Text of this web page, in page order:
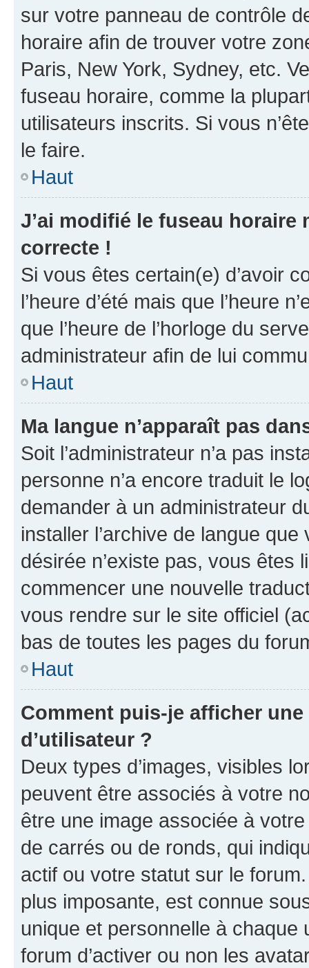
sur votre panneau de contrôle
horaire afin de trouver votre
Paris, New York, Sydney, etc.
fuseau horaire, comme la
utilisateurs inscrits. Si vous
le faire.
Haut
J’ai modifié le fuseau horaire
correcte !
Si vous êtes certain(e) d’avoir
l’heure d’été mais que l’heure
que l’heure de l’horloge du
administrateur afin de lui
Haut
Ma langue n’apparaît pas
Soit l’administrateur n’a pas
personne n’a encore traduit le
demander à un administrateur
installer l’archive de langue
désirée n’existe pas, vous êtes
commencer une nouvelle
vous rendre sur le site officiel
bas de toutes les pages du
Haut
Comment puis-je afficher
d’utilisateur ?
Deux types d’images, visibles
peuvent être associés à votre
être une image associée à
de carrés ou de ronds, qui
actif ou votre statut sur le
plus imposante, est connue
unique et personnelle à chaque
forum d’activer ou non les